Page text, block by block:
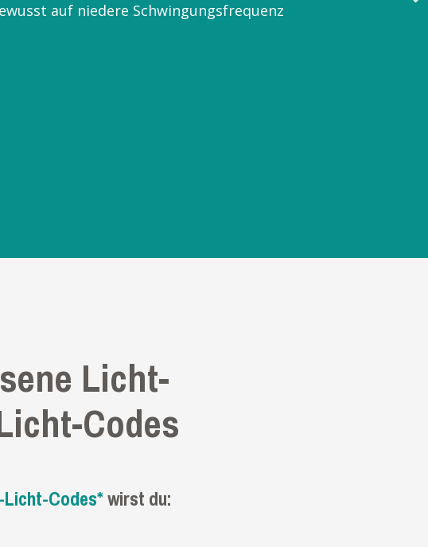
Auftrages genau richtig ist
Licht-
Codes
Licht-Codes*wirst du: